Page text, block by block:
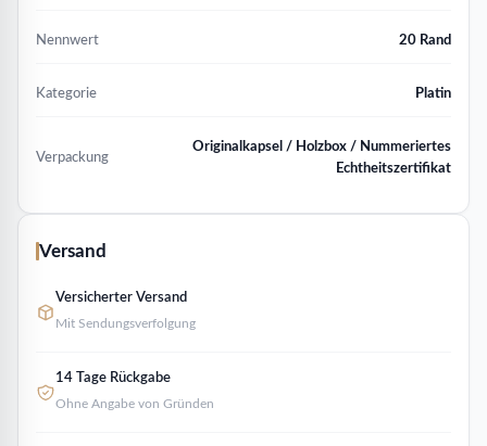
Nennwert 20 Rand
Kategorie Platin
Verpackung
Originalkapsel / Holzbox / Nummeriertes
Echtheitszertifikat
Versand
Versicherter Versand
Mit Sendungsverfolgung
14 Tage Rückgabe
Ohne Angabe von Gründen